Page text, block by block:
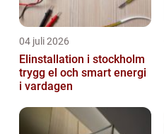
04 juli 2026
Elinstallation i stockholm
trygg el och smart energi
i vardagen